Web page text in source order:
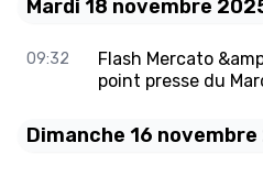
Mardi 18 novembre
09:32
Flash Mercato
point presse du
Dimanche 16